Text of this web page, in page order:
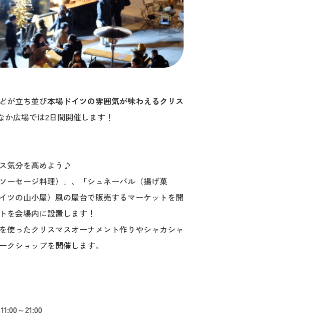
が立ち並び本場ドイツの雰囲気が味わえるクリス
広場では2日間開催します！
気分を高めよう♪
ーセージ料理）」、「シュネーバル（揚げ菓
ツの山小屋）風の屋台で販売するマーケットを開
を会場内に設置します！
使ったクリスマスオーナメント作りやシャカシャ
ショップを開催します。
土）～24日（火）
～21:00